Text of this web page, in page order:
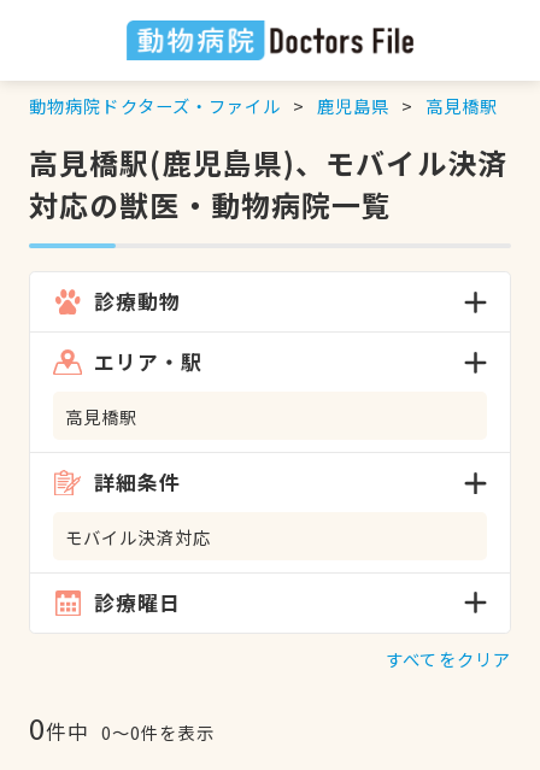
動物病院ドクターズ・ファイル 鹿児島県 高見橋駅
高見橋駅(鹿児島県)、モバイル決済
対応の獣医・動物病院一覧
診療動物
エリア・駅
高見橋駅
詳細条件
モバイル決済対応
診療曜日
すべてをクリア
0件中 0〜0件を表示